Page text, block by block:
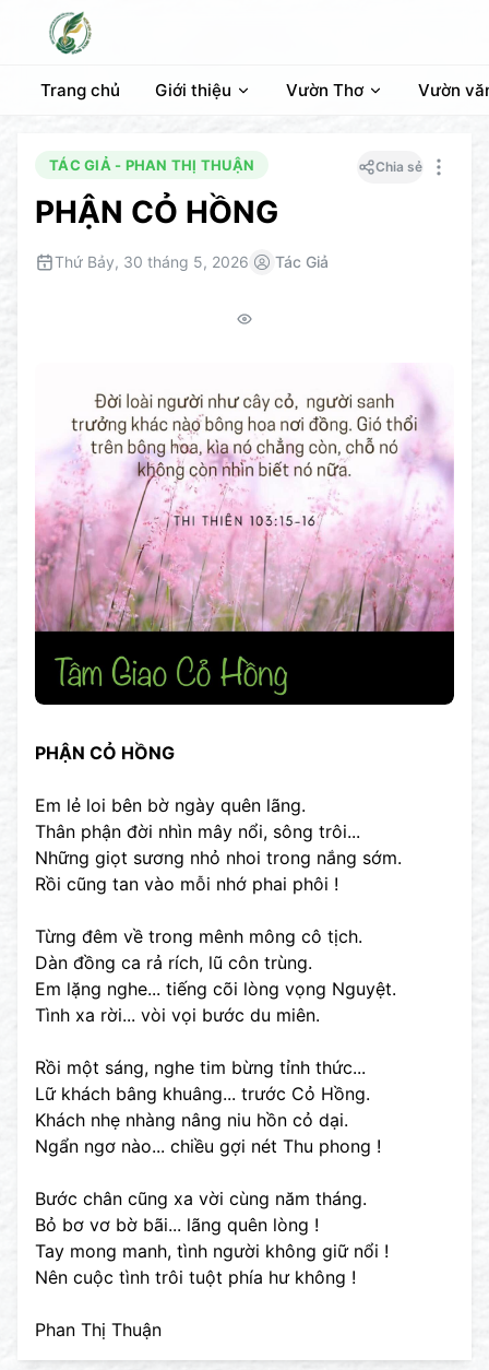
Trang chủ Giới thiệu Vườn Thơ Vườn
TÁC GIẢ - PHAN THỊ THUẬN
PHẬN CỎ HỒNG
Chia sẻ
Thứ Bảy, 30 tháng 5, 2026 Tác Giả
PHẬN CỎ HỒNG
Em lẻ loi bên bờ ngày quên lãng.
Thân phận đời nhìn mây nổi, sông trôi...
Những giọt sương nhỏ nhoi trong nắng sớm.
Rồi cũng tan vào mỗi nhớ phai phôi !
Từng đêm về trong mênh mông cô tịch.
Dàn đồng ca rả rích, lũ côn trùng.
Em lặng nghe... tiếng cõi lòng vọng Nguyệt.
Tình xa rời... vòi vọi bước du miên.
Rồi một sáng, nghe tim bừng tỉnh thức...
Lữ khách bâng khuâng... trước Cỏ Hồng.
Khách nhẹ nhàng nâng niu hồn cỏ dại.
Ngẩn ngơ nào... chiều gợi nét Thu phong !
Bước chân cũng xa vời cùng năm tháng.
Bỏ bơ vơ bờ bãi... lãng quên lòng !
Tay mong manh, tình người không giữ nổi !
Nên cuộc tình trôi tuột phía hư không !
Phan Thị Thuận